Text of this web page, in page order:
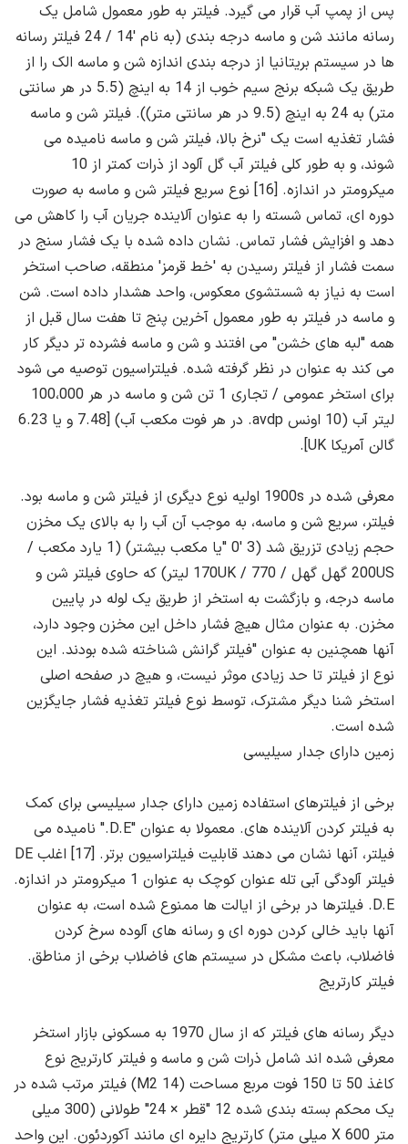
پس از پمپ آب قرار می گیرد. فیلتر به طور معمول شامل یک
رسانه مانند شن و ماسه درجه بندی (به نام '14 / 24 فیلتر رسانه
ها در سیستم بریتانیا از درجه بندی اندازه شن و ماسه الک را از
طریق یک شبکه برنج سیم خوب از 14 به اینچ (5.5 در هر سانتی
متر) به 24 به اینچ (9.5 در هر سانتی متر)). فیلتر شن و ماسه
فشار تغذیه است یک "نرخ بالا، فیلتر شن و ماسه نامیده می
شوند، و به طور کلی فیلتر آب گل آلود از ذرات کمتر از 10
میکرومتر در اندازه. [16] نوع سریع فیلتر شن و ماسه به صورت
دوره ای، تماس شسته را به عنوان آلاینده جریان آب را کاهش می
دهد و افزایش فشار تماس. نشان داده شده با یک فشار سنج در
سمت فشار از فیلتر رسیدن به 'خط قرمز' منطقه، صاحب استخر
است به نیاز به شستشوی معکوس، واحد هشدار داده است. شن
و ماسه در فیلتر به طور معمول آخرین پنج تا هفت سال قبل از
همه "لبه های خشن" می افتند و شن و ماسه فشرده تر دیگر کار
می کند به عنوان در نظر گرفته شده. فیلتراسیون توصیه می شود
برای استخر عمومی / تجاری 1 تن شن و ماسه در هر 100،000
لیتر آب (10 اونس avdp. در هر فوت مکعب آب) [7.48 و یا 6.23
گالن آمریکا UK].
معرفی شده در 1900s اولیه نوع دیگری از فیلتر شن و ماسه بود.
فیلتر، سریع شن و ماسه، به موجب آن آب را به بالای یک مخزن
حجم زیادی تزریق شد (3 '0 "یا مکعب بیشتر) (1 یارد مکعب /
200US گهل گهل / 170UK / 770 لیتر) که حاوی فیلتر شن و
ماسه درجه، و بازگشت به استخر از طریق یک لوله در پایین
مخزن. به عنوان مثال هیچ فشار داخل این مخزن وجود دارد،
آنها همچنین به عنوان "فیلتر گرانش شناخته شده بودند. این
نوع از فیلتر تا حد زیادی موثر نیست، و هیچ در صفحه اصلی
استخر شنا دیگر مشترک، توسط نوع فیلتر تغذیه فشار جایگزین
شده است.
زمین دارای جدار سیلیسی
برخی از فیلترهای استفاده زمین دارای جدار سیلیسی برای کمک
به فیلتر کردن آلاینده های. معمولا به عنوان "D.E." نامیده می
فیلتر، آنها نشان می دهند قابلیت فیلتراسیون برتر. [17] اغلب DE
فیلتر آلودگی آبی تله عنوان کوچک به عنوان 1 میکرومتر در اندازه.
D.E. فیلترها در برخی از ایالت ها ممنوع شده است، به عنوان
آنها باید خالی کردن دوره ای و رسانه های آلوده سرخ کردن
فاضلاب، باعث مشکل در سیستم های فاضلاب برخی از مناطق.
فیلتر کارتریج
دیگر رسانه های فیلتر که از سال 1970 به مسکونی بازار استخر
معرفی شده اند شامل ذرات شن و ماسه و فیلتر کارتریج نوع
کاغذ 50 تا 150 فوت مربع مساحت (14 M2) فیلتر مرتب شده در
یک محکم بسته بندی شده 12 "قطر × 24" طولانی (300 میلی
متر X 600 میلی متر) کارتریج دایره ای مانند آکوردئون. این واحد